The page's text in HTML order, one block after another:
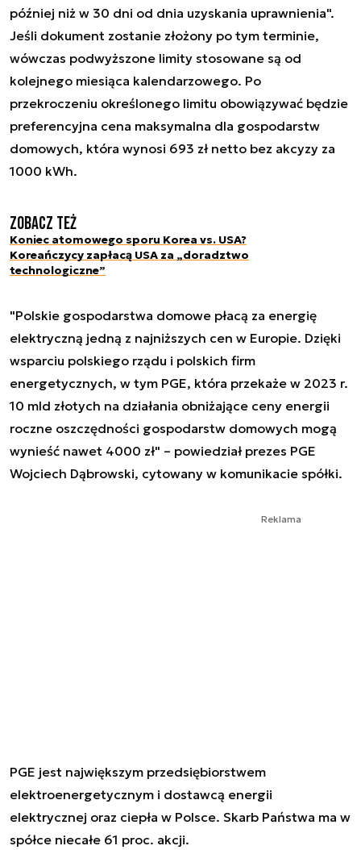
później niż w 30 dni od dnia uzyskania uprawnienia".
Jeśli dokument zostanie złożony po tym terminie,
wówczas podwyższone limity stosowane są od
kolejnego miesiąca kalendarzowego. Po
przekroczeniu określonego limitu obowiązywać będzie
preferencyjna cena maksymalna dla gospodarstw
domowych, która wynosi 693 zł netto bez akcyzy za
1000 kWh.
Zobacz też
Koniec atomowego sporu Korea vs. USA?
Koreańczycy zapłacą USA za „doradztwo
technologiczne”
"Polskie gospodarstwa domowe płacą za energię
elektryczną jedną z najniższych cen w Europie. Dzięki
wsparciu polskiego rządu i polskich firm
energetycznych, w tym PGE, która przekaże w 2023 r.
10 mld złotych na działania obniżające ceny energii
roczne oszczędności gospodarstw domowych mogą
wynieść nawet 4000 zł" – powiedział prezes PGE
Wojciech Dąbrowski, cytowany w komunikacie spółki.
Reklama
PGE jest największym przedsiębiorstwem
elektroenergetycznym i dostawcą energii
elektrycznej oraz ciepła w Polsce. Skarb Państwa ma w
spółce niecałe 61 proc. akcji.